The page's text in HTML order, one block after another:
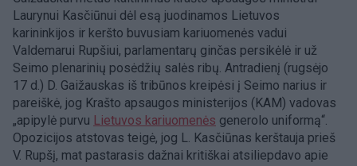
Laurynui Kasčiūnui dėl esą juodinamos Lietuvos
karininkijos ir keršto buvusiam kariuomenės vadui
Valdemarui Rupšiui, parlamentarų ginčas persikėlė ir už
Seimo plenarinių posėdžių salės ribų. Antradienį (rugsėjo
17 d.) D. Gaižauskas iš tribūnos kreipėsi į Seimo narius ir
pareiškė, jog Krašto apsaugos ministerijos (KAM) vadovas
„apipylė purvu Lietuvos kariuomenės generolo uniformą“.
Opozicijos atstovas teigė, jog L. Kasčiūnas kerštauja prieš
V. Rupšį, mat pastarasis dažnai kritiškai atsiliepdavo apie